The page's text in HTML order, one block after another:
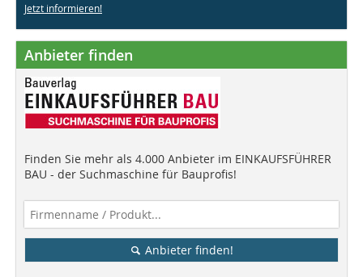
Jetzt informieren!
Anbieter finden
Finden Sie mehr als 4.000 Anbieter im EINKAUFSFÜHRER
BAU - der Suchmaschine für Bauprofis!
Anbieter finden!